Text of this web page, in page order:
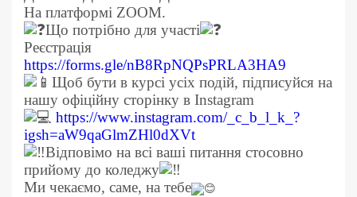
На платформі ZOOM.
Що потрібно для участі
Реєстрація
https://forms.gle/nB8RpNQPsPRLA3HA9
Щоб бути в курсі усіх подій, підписуйся на
нашу офіційну сторінку в Instagram
https://www.instagram.com/_c_b_l_k_?
igsh=aW9qaGlmZHl0dXVt
Відповімо на всі ваші питання стосовно
прийому до коледжу
Ми чекаємо, саме, на тебе